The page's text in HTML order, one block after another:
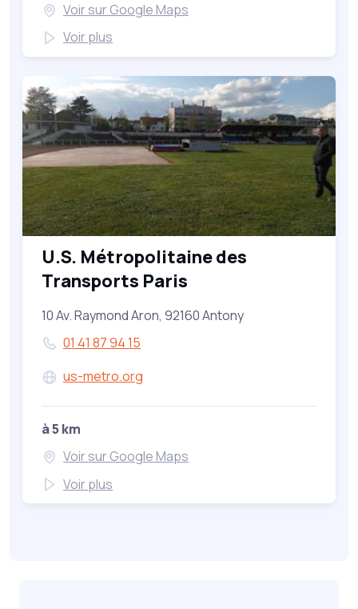
Voir sur Google Maps
Voir plus
U.S. Métropolitaine des
Transports Paris
10 Av. Raymond Aron, 92160 Antony
01 41 87 94 15
us-metro.org
à 5 km
Voir sur Google Maps
Voir plus